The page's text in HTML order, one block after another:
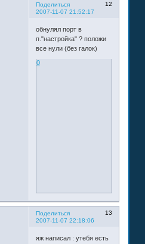
Поделиться
12
2007-11-07 21:52:17
обнулял порт в
п."настройка" ? положи
все нули (без галок)
0
Поделиться
13
2007-11-07 22:18:06
яж написал : утебя есть